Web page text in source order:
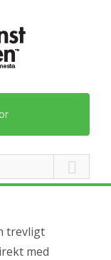
trevligt
med